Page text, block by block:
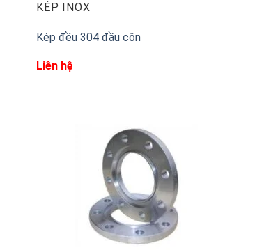
KÉP INOX
Kép đều 304 đầu côn
Liên hệ